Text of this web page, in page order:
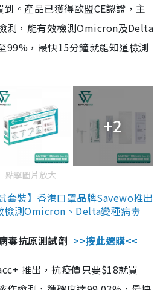
。產品已獲得歐盟CE認證，主
測，能有效檢測Omicron及Delta
99%，最快15分鐘就能知道檢測
+2
點擊圖片放大
套裝】香港口罩品牌Savewo推出
檢測Omicron、Delta變種病毒
毒抗原測試劑 >>按此選購<<
推出，抗疫價只要$18就買